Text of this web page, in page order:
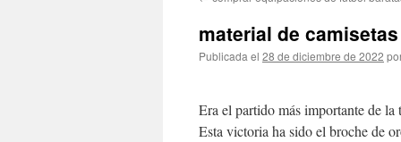
contenido
material de
Publicada el 28 de diciembre de 2022
Era el partido más importante de
Esta victoria ha sido el broche de